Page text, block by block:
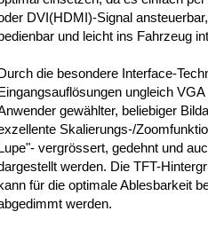
DVI(HDMI)-Signal
und leicht ins Fahrzeug
die besondere Interface-
ungleich
gewählter, beliebiger
Skalierungs-/
vergrössert, gedehnt und
werden. Die TFT-
für die optimale Ablesbarkeit
werden.